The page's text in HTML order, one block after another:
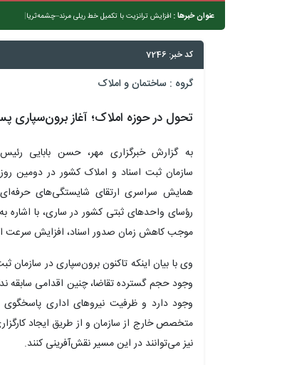
عنوان خبرها : افزایش ترانزیت با تکمیل خط ریلی مرند–چشمه‌ثریا|
کد خبر: 7246
گروه : ساختمان و املاک
تحول در حوزه املاک؛ آغاز برون‌سپاری پس از ۸۴ سال در
به گزارش خبرگزاری مهر، حسن بابایی رئیس
سازمان ثبت اسناد و املاک کشور در دومین روز
همایش سراسری ارتقای شایستگی‌های حرفه‌ای
رؤسای واحدهای ثبتی کشور در ساری، با اشاره
موجب کاهش زمان صدور اسناد، افزایش سرعت
وی با بیان اینکه تاکنون برون‌سپاری در سازمان
وجود دارد و ظرفیت نیروهای اداری پاسخگوی
متخصص خارج از سازمان و از طریق ایجاد
نیز می‌توانند در این مسیر نقش‌آفرینی کنند.